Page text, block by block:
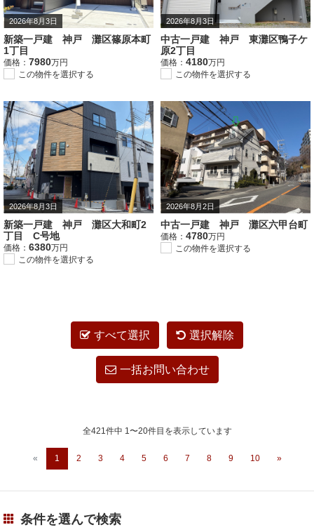
2026年8月3日
新築一戸建 神戸 灘区篠原本町
1丁目
価格： 7980万円
この物件を選択する
2026年8月3日
中古一戸建 神戸 東灘区鴨子ケ
原2丁目
価格： 4180万円
この物件を選択する
2026年8月3日
新築一戸建 神戸 灘区大和町2
丁目 C号地
価格： 6380万円
この物件を選択する
2026年8月2日
中古一戸建 神戸 灘区六甲台町
価格： 4780万円
この物件を選択する
すべて選択 選択解除
一括お問い合わせ
全421件中 1〜20件目を表示しています
« 1 2 3 4 5 6 7 8 9 10 »
条件を選んで検索